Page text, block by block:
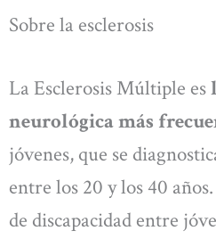
Sobre la esclerosis
La Esclerosis Múltiple es
neurológica más
jóvenes, que se
entre los 20 y los 40
de discapacidad entre